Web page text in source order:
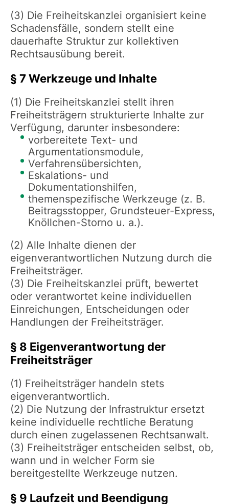
(3) Die Freiheitskanzlei organisiert keine
Schadensfälle, sondern stellt eine
dauerhafte Struktur zur kollektiven
Rechtsausübung bereit.
§ 7 Werkzeuge und Inhalte
(1) Die Freiheitskanzlei stellt ihren
Freiheitsträgern strukturierte Inhalte zur
Verfügung, darunter insbesondere:
vorbereitete Text- und
Argumentationsmodule,
Verfahrensübersichten,
Eskalations- und
Dokumentationshilfen,
themenspezifische Werkzeuge (z. B.
Beitragsstopper, Grundsteuer-Express,
Knöllchen-Storno u. a.).
(2) Alle Inhalte dienen der
eigenverantwortlichen Nutzung durch die
Freiheitsträger.
(3) Die Freiheitskanzlei prüft, bewertet
oder verantwortet keine individuellen
Einreichungen, Entscheidungen oder
Handlungen der Freiheitsträger.
§ 8 Eigenverantwortung der
Freiheitsträger
(1) Freiheitsträger handeln stets
eigenverantwortlich.
(2) Die Nutzung der Infrastruktur ersetzt
keine individuelle rechtliche Beratung
durch einen zugelassenen Rechtsanwalt.
(3) Freiheitsträger entscheiden selbst, ob,
wann und in welcher Form sie
bereitgestellte Werkzeuge nutzen.
§ 9 Laufzeit und Beendigung